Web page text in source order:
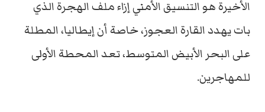
الأخيرة هو التنسيق الأمني إزاء ملف الهجرة الذي
بات يهدد القارة العجوز، خاصة أن إيطاليا، المطلة
على البحر الأبيض المتوسط، تعد المحطة الأولى
للمهاجرين.